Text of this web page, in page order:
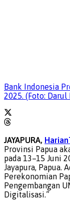
Bank Indonesia
2025. (Foto:
JAYAPURA,
Provinsi Papua
pada 13–15 Juni
Jayapura, Papua.
Perekonomian
Pengembangan
Digitalisasi.”